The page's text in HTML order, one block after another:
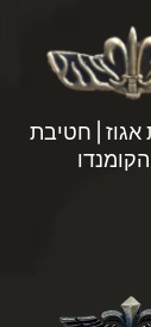
אגוז | חטיבת
הקומנדו